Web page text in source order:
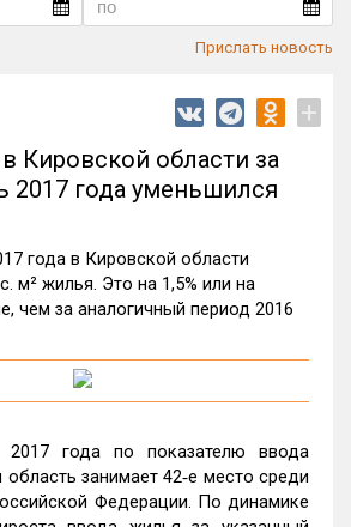
Прислать новость
+
Кировской области за
2017 года уменьшился
года в Кировской области
м² жилья. Это на 1,5% или на
чем за аналогичный период 2016
2017 года по показателю ввода
занимает 42‑е место среди
Федерации. По динамике